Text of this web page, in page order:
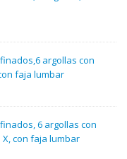
argollas con
faja lumbar
6 argollas con
con faja lumbar